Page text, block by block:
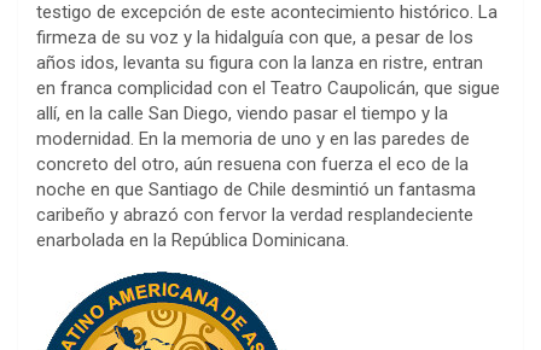
testigo de excepción de este acontecimiento histórico. La
firmeza de su voz y la hidalguía con que, a pesar de los
años idos, levanta su figura con la lanza en ristre, entran
en franca complicidad con el Teatro Caupolicán, que sigue
allí, en la calle San Diego, viendo pasar el tiempo y la
modernidad. En la memoria de uno y en las paredes de
concreto del otro, aún resuena con fuerza el eco de la
noche en que Santiago de Chile desmintió un fantasma
caribeño y abrazó con fervor la verdad resplandeciente
enarbolada en la República Dominicana.